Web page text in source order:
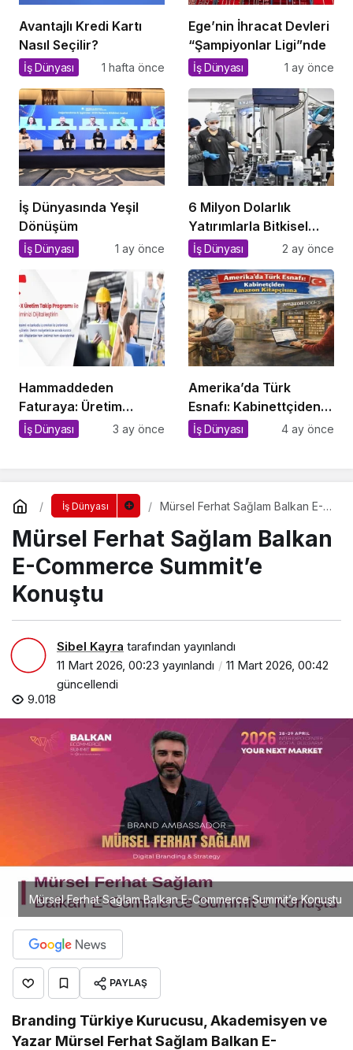
Avantajlı Kredi Kartı
Nasıl Seçilir?
İş Dünyası 1 hafta önce
Ege’nin İhracat Devleri
“Şampiyonlar Ligi”nde
İş Dünyası 1 ay önce
İş Dünyasında Yeşil
Dönüşüm
İş Dünyası 1 ay önce
6 Milyon Dolarlık
Yatırımlarla Bitkisel
İthalata Savaş Açan
İş Dünyası 2 ay önce
Hammaddeden
Faturaya: Üretim
İşletmelerinde Kopuk
İş Dünyası 3 ay önce
Amerika’da Türk
Esnafı: Kabinettçiden
Amazon Kitapçısına
İş Dünyası 4 ay önce
İş Dünyası
Mürsel Ferhat Sağlam Balkan E-
Mürsel Ferhat Sağlam Balkan
E-Commerce Summit’e
Konuştu
Sibel Kayra tarafından yayınlandı
11 Mart 2026, 00:23 yayınlandı
11 Mart 2026, 00:42
güncellendi
9.018
Mürsel Ferhat Sağlam Balkan E-Commerce Summit’e Konuştu
PAYLAŞ
Branding Türkiye Kurucusu, Akademisyen ve
Yazar Mürsel Ferhat Sağlam Balkan E-